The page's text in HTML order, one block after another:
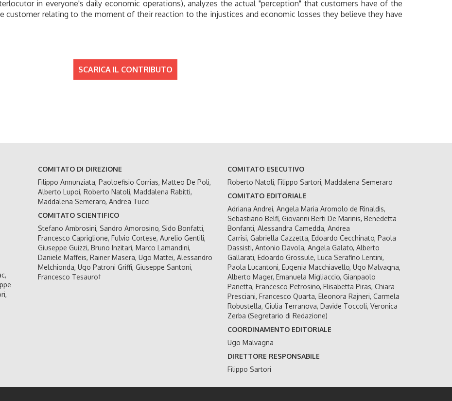
in everyone's daily economic operations), analyzes the actual "perception" that customers have of the
customer relating to the moment of their reaction to the injustices and economic losses they believe they have
SCARICA IL CONTRIBUTO
COMITATO DI DIREZIONE
Filippo Annunziata, Paoloefisio Corrias, Matteo De Poli,
Alberto Lupoi, Roberto Natoli, Maddalena Rabitti,
Maddalena Semeraro, Andrea Tucci
COMITATO SCIENTIFICO
Stefano Ambrosini, Sandro Amorosino, Sido Bonfatti,
Francesco Capriglione, Fulvio Cortese, Aurelio Gentili,
Giuseppe Guizzi, Bruno Inzitari, Marco Lamandini,
Daniele Maffeis, Rainer Masera, Ugo Mattei, Alessandro
Melchionda, Ugo Patroni Griffi, Giuseppe Santoni,
Francesco Tesauro†
COMITATO ESECUTIVO
Roberto Natoli, Filippo Sartori, Maddalena Semeraro
COMITATO EDITORIALE
Adriana Andrei, Angela Maria Aromolo de Rinaldis,
Sebastiano Belfi, Giovanni Berti De Marinis, Benedetta
Bonfanti, Alessandra Camedda, Andrea
Carrisi, Gabriella Cazzetta, Edoardo Cecchinato, Paola
Dassisti, Antonio Davola, Angela Galato, Alberto
Gallarati, Edoardo Grossule, Luca Serafino Lentini,
Paola Lucantoni, Eugenia Macchiavello, Ugo Malvagna,
Alberto Mager, Emanuela Migliaccio, Gianpaolo
Panetta, Francesco Petrosino, Elisabetta Piras, Chiara
Presciani, Francesco Quarta, Eleonora Rajneri, Carmela
Robustella, Giulia Terranova, Davide Toccoli, Veronica
Zerba (Segretario di Redazione)
COORDINAMENTO EDITORIALE
Ugo Malvagna
DIRETTORE RESPONSABILE
Filippo Sartori